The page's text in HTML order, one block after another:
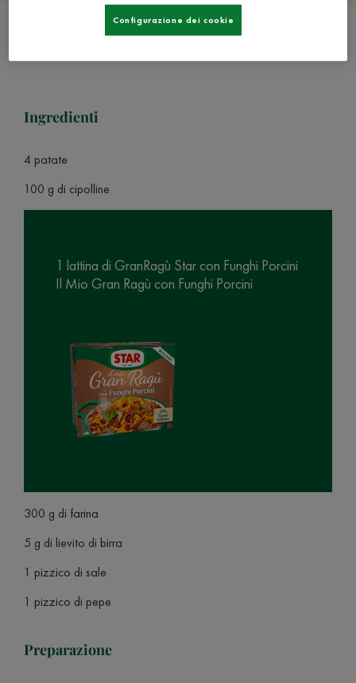
Ingredienti
4 patate
100 g di cipolline
1 lattina di GranRagù Star con Funghi Porcini
Il Mio Gran Ragù con Funghi Porcini
300 g di farina
5 g di lievito di birra
1 pizzico di sale
1 pizzico di pepe
Preparazione
Configurazione dei cookie